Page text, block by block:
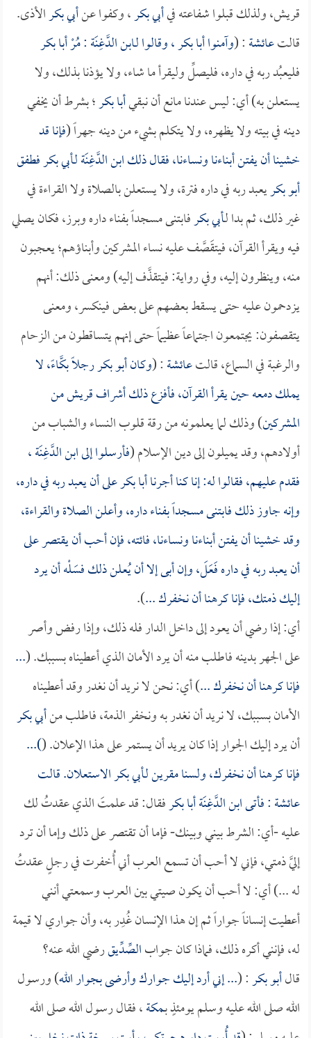
قريش، ولذلك قبلوا شفاعته فيأبي بكر، وكفوا عنأبي بكرالأذى.
قالتعائشة: (وآمنواأبا بكر، وقالوا لـابن الدَّغِنَة: مُرْأبا بكر
فليعبُد ربه في داره، فليصلِّ وليقرأ ما شاء، ولا يؤذنا بذلك، ولا
يستعلن به) أي: ليس عندنا مانع أن نبقيأبا بكر؛ بشرط أن يخفي
دينه في بيته ولا يظهره، ولا يتكلم بشيء من دينه جهراً (فإنا قد
خشينا أن يفتن أبناءنا ونساءنا، فقال ذلكابن الدَّغِنَةلـأبي بكرفطفق
أبو بكريعبد ربه في داره فترة، ولا يستعلن بالصلاة ولا القراءة في
غير ذلك، ثم بدا لـأبي بكرفابتنى مسجداً بفناء داره وبرز، فكان يصلي
فيه ويقرأ القرآن، فيتقَصَّف عليه نساء المشركين وأبناؤهم؛ يعجبون
منه، وينظرون إليه، وفي رواية: فيتقذَّف إليه) ومعنى ذلك: أنهم
يزدحمون عليه حتى يسقط بعضهم على بعض فينكسر، ومعنى
يتقصفون: يجتمعون اجتماعاً عظيماً حتى إنهم يتساقطون من الزحام
والرغبة في السماع، قالتعائشة: (وكانأبو بكررجلاً بكَّاءً، لا
يملك دمعه حين يقرأ القرآن، فأفزع ذلك أشراف قريش من
المشركين) وذلك لما يعلمونه من رقة قلوب النساء والشباب من
أولادهم، وقد يميلون إلى دين الإسلام (فأرسلوا إلىابن الدَّغِنَة،
فقدم عليهم، فقالوا له: إنا كنا أجرناأبا بكرعلى أن يعبد ربه في داره،
وإنه جاوز ذلك فابتنى مسجداً بفناء داره، وأعلن الصلاة والقراءة،
وقد خشينا أن يفتن أبناءنا ونساءنا، فائته، فإن أحب أن يقتصر على
أن يعبد ربه في داره فَعَلَ، وإن أبى إلا أن يُعلن ذلك فسَلْه أن يرد
إليك ذمتك، فإنا كرهنا أن نخفرك ...).
أي: إذا رضي أن يعود إلى داخل الدار فله ذلك، وإذا رفض وأصر
على الجهر بدينه فاطلب منه أن يرد الأمان الذي أعطيناه بسببك. (...
فإنا كرهنا أن نخفرك ...) أي: نحن لا نريد أن نغدر وقد أعطيناه
الأمان بسببك، لا نريد أن نغدر به ونخفر الذمة، فاطلب منأبي بكر
أن يرد إليك الجوار إذا كان يريد أن يستمر على هذا الإعلان. ()...
فإنا كرهنا أن نخفرك، ولسنا مقرين لـأبي بكرالاستعلان. قالت
عائشة: فأتىابن الدَّغِنَةأبا بكرفقال: قد علمتَ الذي عقدتُ لك
عليه -أي: الشرط بيني وبينك- فإما أن تقتصر على ذلك وإما أن ترد
إليَّ ذمتي، فإني لا أحب أن تسمع العرب أني أُخفرت في رجلٍ عقدتُ
له ...) أي: لا أحب أن يكون صيتي بين العرب وسمعتي أنني
أعطيت إنساناً جواراً ثم إن هذا الإنسان غُدِر به، وأن جواري لا قيمة
له، فإنني أكره ذلك، فماذا كان جوابالصِّدِّيقرضي الله عنه؟
قالأبو بكر: (... إني أرد إليك جوارك وأرضى بجوار الله) ورسول
الله صلى الله عليه وسلم يومئذٍ بـمكة، فقال رسول الله صلى الله